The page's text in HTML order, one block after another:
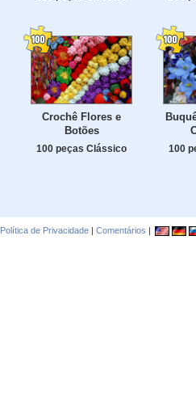
Crochê Flores e
Botões
100 peças Clássico 100
Política de Privacidade | Comentários |